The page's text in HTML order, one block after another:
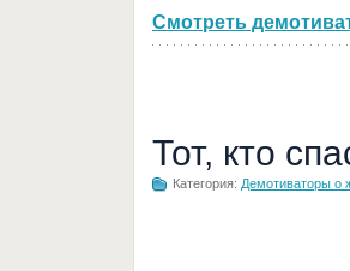
Смотреть
Тот, кто
Категория: Демотиваторы о